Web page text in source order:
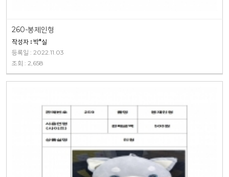
260-봉제인형
작성자 : 박*실
등록일 : 2022.11.03
조회 : 2,658